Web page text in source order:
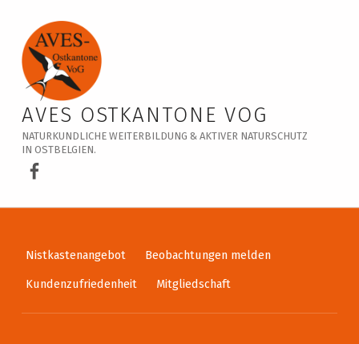
Veranstaltungskalender – AVES Ostkantone VoG
AVES OSTKANTONE VOG
NATURKUNDLICHE WEITERBILDUNG & AKTIVER NATURSCHUTZ
IN OSTBELGIEN.
AVES Ostkantone bei Facebook
Nistkastenangebot
Beobachtungen melden
Kundenzufriedenheit
Mitgliedschaft